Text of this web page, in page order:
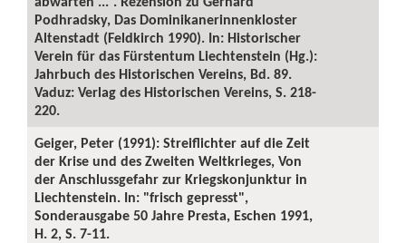
Podhradsky, Das Dominikanerinnenkloster
Altenstadt (Feldkirch 1990). In: Historischer
Verein für das Fürstentum Liechtenstein (Hg.):
Jahrbuch des Historischen Vereins, Bd. 89.
Vaduz: Verlag des Historischen Vereins, S. 218-
220.
Geiger, Peter (1991): Streiflichter auf die Zeit
der Krise und des Zweiten Weltkrieges, Von
der Anschlussgefahr zur Kriegskonjunktur in
Liechtenstein. In: "frisch gepresst",
Sonderausgabe 50 Jahre Presta, Eschen 1991,
H. 2, S. 7-11.